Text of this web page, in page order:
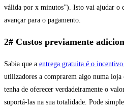
válida por x minutos”). Isto vai ajudar o
avançar para o pagamento.
2# Custos previamente
Sabia que a entrega gratuita é o
utilizadores a comprarem algo numa
tenha de oferecer verdadeiramente o
suportá-las na sua totalidade. Pode